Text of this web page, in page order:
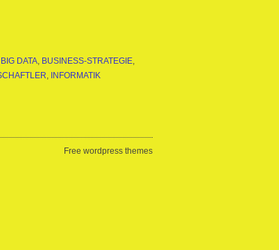
BIG DATA, BUSINESS-STRATEGIE,
INFORMATIK
Free wordpress themes